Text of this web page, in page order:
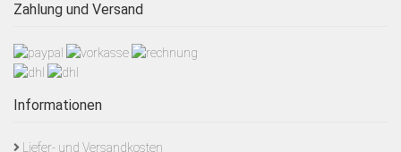
Zahlung und Versand
Informationen
Liefer- und Versandkosten